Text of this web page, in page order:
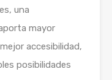
una
mayor
accesibilidad,
posibilidades